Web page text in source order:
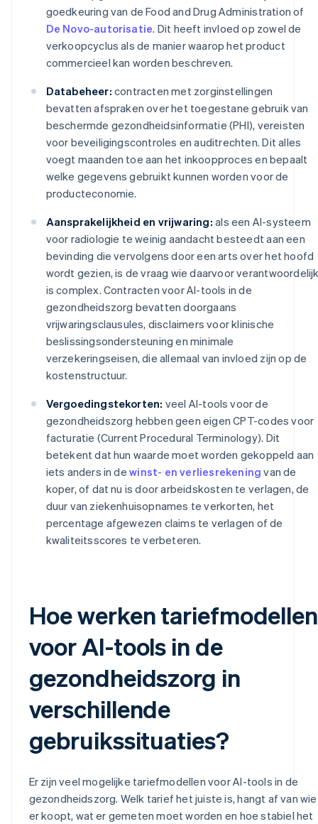
goedkeuring van de Food and Drug Administration of
De Novo-autorisatie. Dit heeft invloed op zowel de
verkoopcyclus als de manier waarop het product
commercieel kan worden beschreven.
Databeheer: contracten met zorginstellingen
bevatten afspraken over het toegestane gebruik van
beschermde gezondheidsinformatie (PHI), vereisten
voor beveiligingscontroles en auditrechten. Dit alles
voegt maanden toe aan het inkoopproces en bepaalt
welke gegevens gebruikt kunnen worden voor de
producteconomie.
Aansprakelijkheid en vrijwaring: als een AI-systeem
voor radiologie te weinig aandacht besteedt aan een
bevinding die vervolgens door een arts over het hoofd
wordt gezien, is de vraag wie daarvoor
is complex. Contracten voor AI-tools in de
gezondheidszorg bevatten doorgaans
vrijwaringsclausules, disclaimers voor klinische
beslissingsondersteuning en minimale
verzekeringseisen, die allemaal van invloed zijn op de
kostenstructuur.
Vergoedingstekorten: veel AI-tools voor de
gezondheidszorg hebben geen eigen CPT-codes voor
facturatie (Current Procedural Terminology). Dit
betekent dat hun waarde moet worden gekoppeld aan
iets anders in dewinst- en verliesrekening van de
koper, of dat nu is door arbeidskosten te verlagen, de
duur van ziekenhuisopnames te verkorten, het
percentage afgewezen claims te verlagen of de
kwaliteitsscores te verbeteren.
Hoe werken tariefmodellen
voor AI-tools in de
gezondheidszorg in
verschillende
gebruikssituaties?
Er zijn veel mogelijke tariefmodellen voor AI-tools in de
gezondheidszorg. Welk tarief het juiste is, hangt af van wie
er koopt, wat er gemeten moet worden en hoe stabiel het